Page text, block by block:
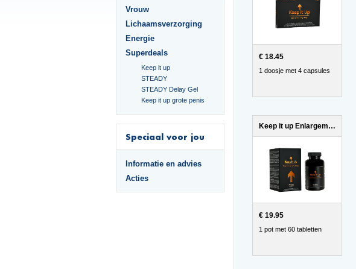
Vrouw
Lichaamsverzorging
Energie
Superdeals
Keep it up
STEADY
STEADY Delay Gel
Keep it up grote penis
Speciaal voor jou
Informatie en advies
Acties
€ 18.45
1 doosje met 4 capsules
Keep it up Enlargement
€ 19.95
1 pot met 60 tabletten